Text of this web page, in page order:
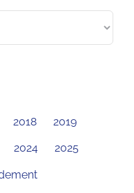
2018 2019
2024 2025